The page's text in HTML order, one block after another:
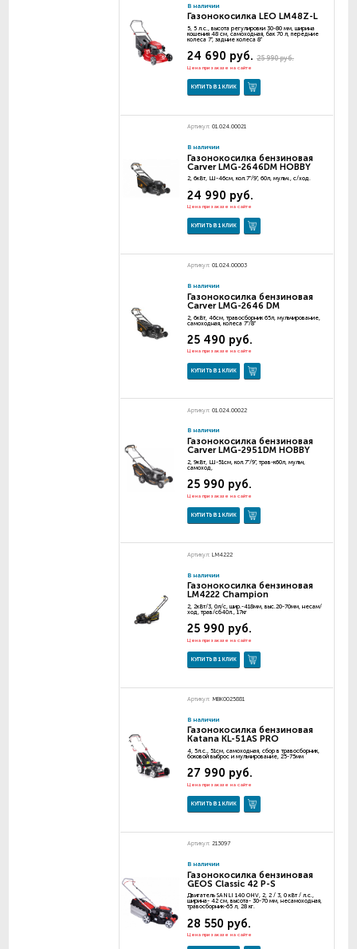
В наличии
Газонокосилка LEO LM48Z-L
5, 5 л.с., высота регулировки 30-80 мм, ширина
кошения 48 см, самоходная, бак 70 л, передние
колеса 7", задние колеса 8"
25 990 руб.
24 690 руб.
Цена при заказе на сайте
КУПИТЬ В 1 КЛИК
Артикул: 01.024.00021
В наличии
Газонокосилка бензиновая
Carver LMG-2646DM HOBBY
2, 6кВт, Ш-46см, кол.7"/9", 60л, мульч., с/ход.
24 990 руб.
Цена при заказе на сайте
КУПИТЬ В 1 КЛИК
Артикул: 01.024.00003
В наличии
Газонокосилка бензиновая
Carver LMG-2646 DM
2, 6кВт, 46см, травосборник 65л, мульчирование,
самоходная, колеса 7"/8"
25 490 руб.
Цена при заказе на сайте
КУПИТЬ В 1 КЛИК
Артикул: 01.024.00022
В наличии
Газонокосилка бензиновая
Carver LMG-2951DM HOBBY
2, 9кВт, Ш-51см, кол.7"/9", трав-к60л, мульч,
самоход,
25 990 руб.
Цена при заказе на сайте
КУПИТЬ В 1 КЛИК
Артикул: LM4222
В наличии
Газонокосилка бензиновая
LM4222 Champion
2, 2кВт/3, 0л/с, шир.-418мм, выс.20-70мм, несам/
ход, трав/сб40л., 17кг
25 990 руб.
Цена при заказе на сайте
КУПИТЬ В 1 КЛИК
Артикул: MBK0025881
В наличии
Газонокосилка бензиновая
Katana KL-51AS PRO
4, 5л.с., 51см, самоходная, сбор в травосборник,
боковой выброс и мульчирование, 25-75мм
27 990 руб.
Цена при заказе на сайте
КУПИТЬ В 1 КЛИК
Артикул: 213097
В наличии
Газонокосилка бензиновая
GEOS Classic 42 P-S
Двигатель SANLI 140 OHV, 2, 2 / 3, 0 кВт / л.с.,
ширина- 42 см, высота- 30-70 мм, несамоходная,
травосборник-65 л, 28 кг.
28 550 руб.
Цена при заказе на сайте